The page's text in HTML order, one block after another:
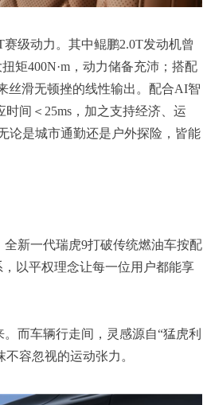
级动力。其中鲲鹏2.0T发动机曾
矩400N·m，动力储备充沛；搭配
丝滑无顿挫的线性输出。配合AI智
间＜25ms，加之支持经济、运
论是城市通勤还是户外探险，皆能
新一代瑞虎9打破传统燃油车按配
以平权理念让每一位用户都能享
而车辆行走间，灵感源自“猛虎利
容忽视的运动张力。